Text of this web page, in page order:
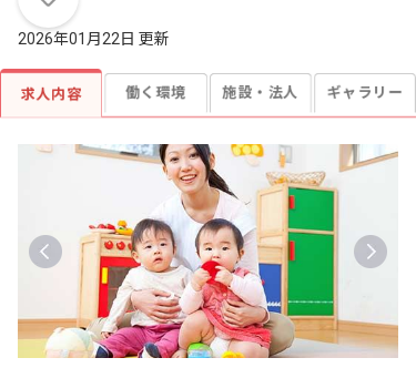
2026年01月22日 更新
求人内容 働く環境 施設・法人 ギャラリー